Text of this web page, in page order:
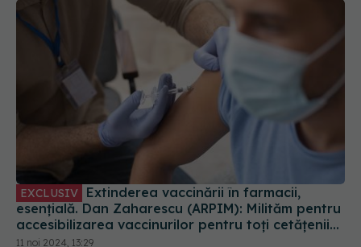
EXCLUSIV
esențială. Dan Zaharescu (ARPIM): Milităm pentru
accesibilizarea vaccinurilor pentru toți cetățenii
României
11 noi 2024, 13:29